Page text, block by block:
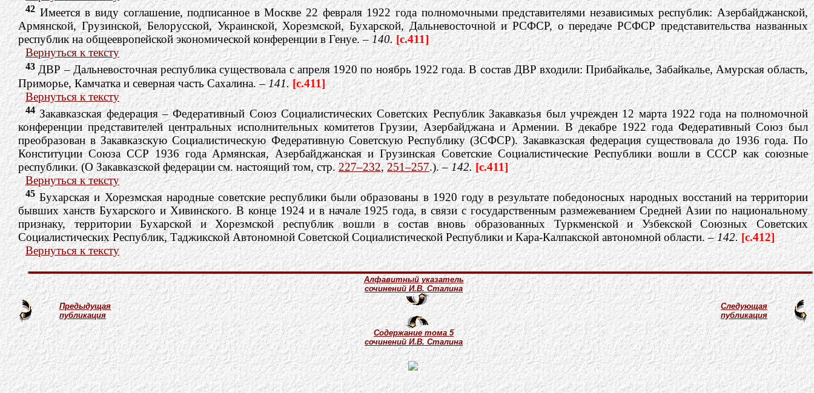
42Имеется в виду соглашение, подписанное в Москве 22 февраля 1922 года полномочными представителями независимых республик: Азербайджанской,
Армянской, Грузинской, Белорусской, Украинской, Хорезмской, Бухарской, Дальневосточной и РСФСР, о передаче РСФСР представительства названных
республик на общеевропейской экономической конференции в Генуе. –140.[c.411]
Вернуться к тексту
43ДВР – Дальневосточная республика существовала с апреля 1920 по ноябрь 1922 года. В состав ДВР входили: Прибайкалье, Забайкалье, Амурская область,
Приморье, Камчатка и северная часть Сахалина. –141.[c.411]
Вернуться к тексту
44Закавказская федерация – Федеративный Союз Социалистических Советских Республик Закавказья был учрежден 12 марта 1922 года на полномочной
конференции представителей центральных исполнительных комитетов Грузии, Азербайджана и Армении. В декабре 1922 года Федеративный Союз был
преобразован в Закавказскую Социалистическую Федеративную Советскую Республику (ЗСФСР). Закавказская федерация существовала до 1936 года. По
Конституции Союза ССР 1936 года Армянская, Азербайджанская и Грузинская Советские Социалистические Республики вошли в СССР как союзные
республики. (О Закавказской федерации см. настоящий том, стр.227–232,251–257.). –142.[c.411]
Вернуться к тексту
45Бухарская и Хорезмская народные советские республики были образованы в 1920 году в результате победоносных народных восстаний на территории
бывших ханств Бухарского и Хивинского. В конце 1924 и в начале 1925 года, в связи с государственным размежеванием Средней Азии по национальному
признаку, территории Бухарской и Хорезмской республик вошли в состав вновь образованных Туркменской и Узбекской Союзных Советских
Социалистических Республик, Таджикской Автономной Советской Социалистической Республики и Кара-Калпакской автономной области. –142.[c.412]
Вернуться к тексту
Предыдущая
публикация
Алфавитный указатель
сочинений И.В. Сталина
Содержание тома 5
сочинений И.В. Сталина
Следующая
публикация